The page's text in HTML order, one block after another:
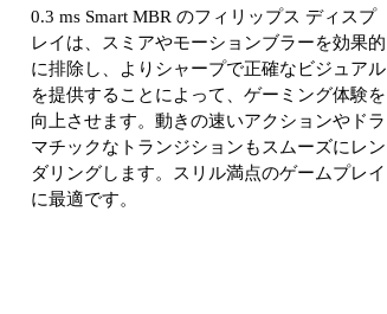
0.3 ms Smart MBR のフィリップス ディスプ
レイは、スミアやモーションブラーを効果的
に排除し、よりシャープで正確なビジュアル
を提供することによって、ゲーミング体験を
向上させます。動きの速いアクションやドラ
マチックなトランジションもスムーズにレン
ダリングします。スリル満点のゲームプレイ
に最適です。